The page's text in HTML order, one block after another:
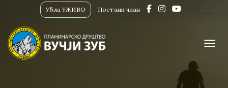
Убла УЖИВО Постани члан